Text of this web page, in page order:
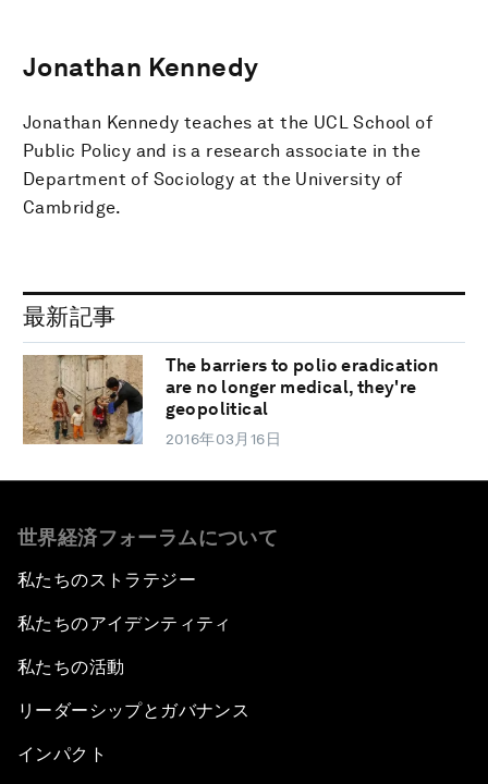
Jonathan Kennedy
Jonathan Kennedy teaches at the UCL School of
Public Policy and is a research associate in the
Department of Sociology at the University of
Cambridge.
最新記事
The barriers to polio eradication
are no longer medical, they're
geopolitical
2016年03月16日
世界経済フォーラムについて
私たちのストラテジー
私たちのアイデンティティ
私たちの活動
リーダーシップとガバナンス
インパクト